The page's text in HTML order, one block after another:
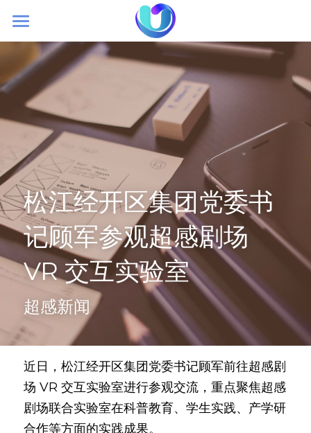
首页
初创理念
大空间VR
超感新闻
加盟我们
松江经开区集团党委书
记顾军参观超感剧场
VR 交互实验室
超感新闻
近日，松江经开区集团党委书记顾军前往超感剧
场 VR 交互实验室进行参观交流，重点聚焦超感
剧场联合实验室在科普教育、学生实践、产学研
合作等方面的实践成果。